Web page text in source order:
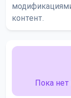
контент.
Пока